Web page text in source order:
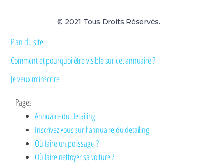
© 2021 Tous Droits Réservés.
Plan du site
Comment et pourquoi être visible sur cet annuaire ?
Je veux m’inscrire !
Pages
Annuaire du detailing
Inscrivez vous sur l’annuaire du detailing
Où faire un polissage ?
Où faire nettoyer sa voiture ?